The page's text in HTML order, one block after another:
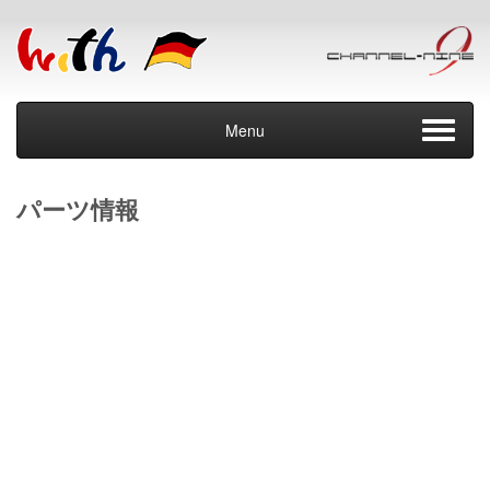
Menu
パーツ情報